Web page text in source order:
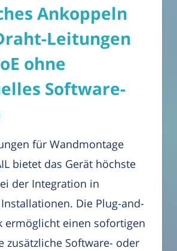
Ankoppeln
Leitungen
ohne
Software-
für Wandmontage
bietet das Gerät höchste
der Integration in
Die Plug-and-
ermöglicht einen sofortigen
zusätzliche Software- oder